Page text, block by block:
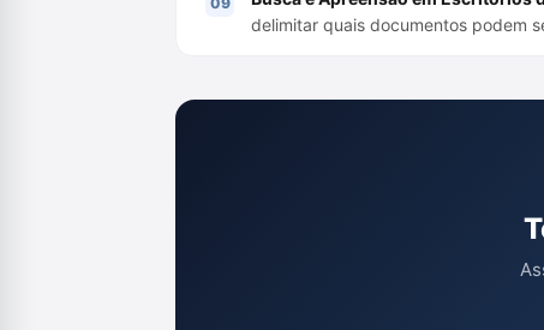
delimitar quais documentos podem